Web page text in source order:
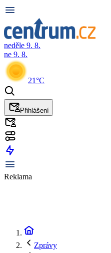
neděle 9. 8.
ne 9. 8.
21°C
Přihlášení
Reklama
Zprávy